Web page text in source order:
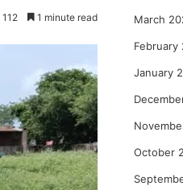
112 1 minute read March
February
January
October